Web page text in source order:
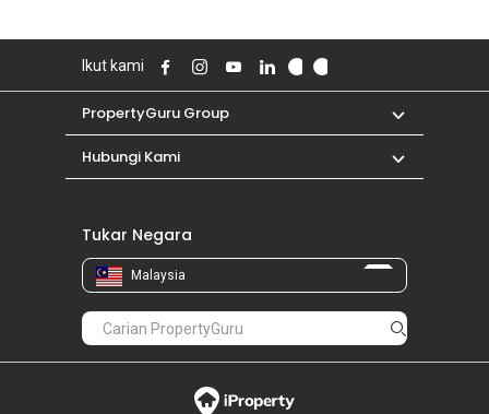
Ikut kami
PropertyGuru Group
Hubungi Kami
Tukar Negara
Malaysia